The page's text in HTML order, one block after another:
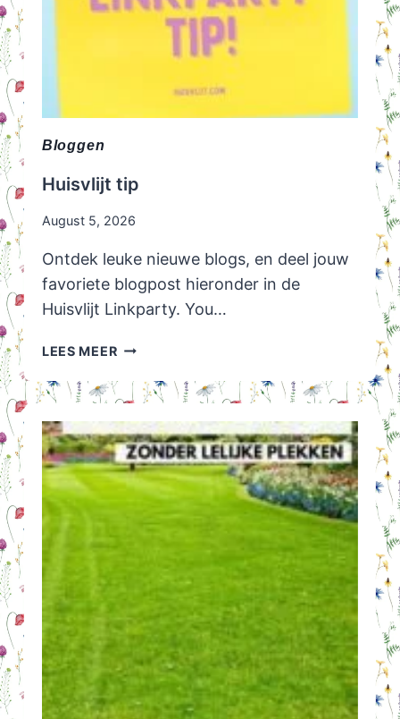
Bloggen
Huisvlijt tip
August 5, 2026
Ontdek leuke nieuwe blogs, en deel jouw
favoriete blogpost hieronder in de
Huisvlijt Linkparty. You…
LEES MEERHUISVLIJT